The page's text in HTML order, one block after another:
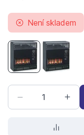
Není skladem
KARMA Mechanic
KARMA